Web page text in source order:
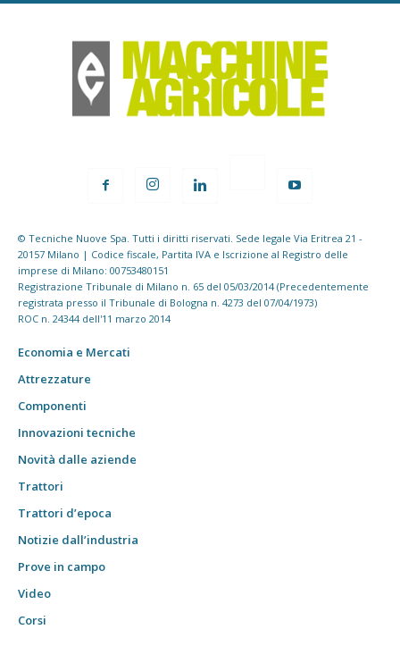
© Tecniche Nuove Spa. Tutti i diritti riservati. Sede legale Via Eritrea 21 -
20157 Milano | Codice fiscale, Partita IVA e Iscrizione al Registro delle
imprese di Milano: 00753480151
Registrazione Tribunale di Milano n. 65 del 05/03/2014 (Precedentemente
registrata presso il Tribunale di Bologna n. 4273 del 07/04/1973)
ROC n. 24344 dell'11 marzo 2014
Economia e Mercati
Attrezzature
Componenti
Innovazioni tecniche
Novità dalle aziende
Trattori
Trattori d’epoca
Notizie dall’industria
Prove in campo
Video
Corsi